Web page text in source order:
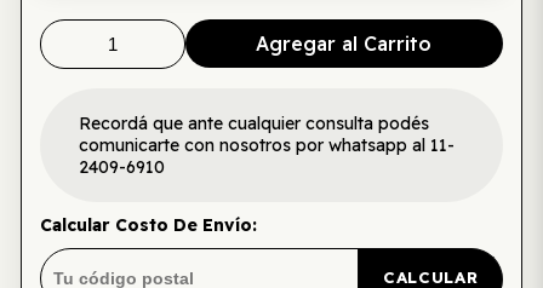
Agregar al Carrito
Recordá que ante cualquier consulta podés
comunicarte con nosotros por whatsapp al 11-
2409-6910
Calcular Costo De Envío:
CALCULAR